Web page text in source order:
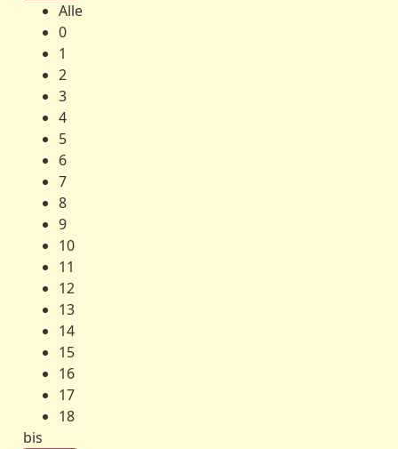
Alle
0
1
2
3
4
5
6
7
8
9
10
11
12
13
14
15
16
17
18
bis